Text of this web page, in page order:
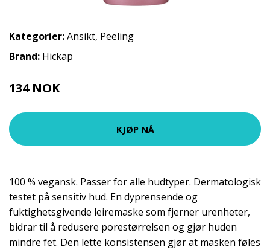
Kategorier:Ansikt, Peeling
Brand: Hickap
134 NOK
KJØP NÅ
100 % vegansk. Passer for alle hudtyper. Dermatologisk
testet på sensitiv hud. En dyprensende og
fuktighetsgivende leiremaske som fjerner urenheter,
bidrar til å redusere porestørrelsen og gjør huden
mindre fet. Den lette konsistensen gjør at masken føles